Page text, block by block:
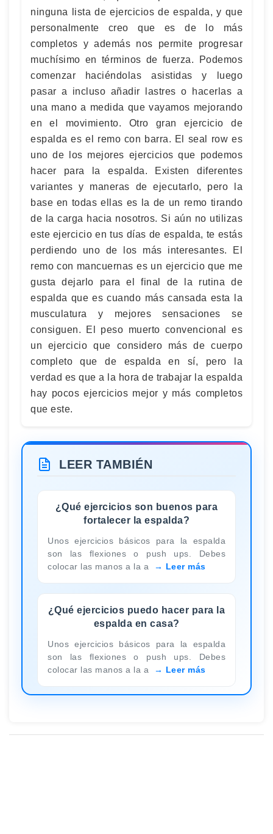
ninguna lista de ejercicios de espalda, y que
personalmente creo que es de lo más
completos y además nos permite progresar
muchísimo en términos de fuerza. Podemos
comenzar haciéndolas asistidas y luego
pasar a incluso añadir lastres o hacerlas a
una mano a medida que vayamos mejorando
en el movimiento. Otro gran ejercicio de
espalda es el remo con barra. El seal row es
uno de los mejores ejercicios que podemos
hacer para la espalda. Existen diferentes
variantes y maneras de ejecutarlo, pero la
base en todas ellas es la de un remo tirando
de la carga hacia nosotros. Si aún no utilizas
este ejercicio en tus días de espalda, te estás
perdiendo uno de los más interesantes. El
remo con mancuernas es un ejercicio que me
gusta dejarlo para el final de la rutina de
espalda que es cuando más cansada esta la
musculatura y mejores sensaciones se
consiguen. El peso muerto convencional es
un ejercicio que considero más de cuerpo
completo que de espalda en sí, pero la
verdad es que a la hora de trabajar la espalda
hay pocos ejercicios mejor y más completos
que este.
LEER TAMBIÉN
¿Qué ejercicios son buenos para
fortalecer la espalda?
Unos ejercicios básicos para la espalda
son las flexiones o push ups. Debes
colocar las manos a la a
Leer más
¿Qué ejercicios puedo hacer para la
espalda en casa?
Unos ejercicios básicos para la espalda
son las flexiones o push ups. Debes
colocar las manos a la a
Leer más